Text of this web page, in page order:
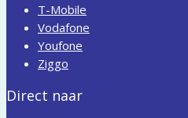
T-Mobile
Vodafone
Youfone
Ziggo
Direct naar